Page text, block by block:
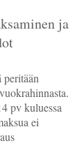
ja
peritään
pv kuluessa
ei